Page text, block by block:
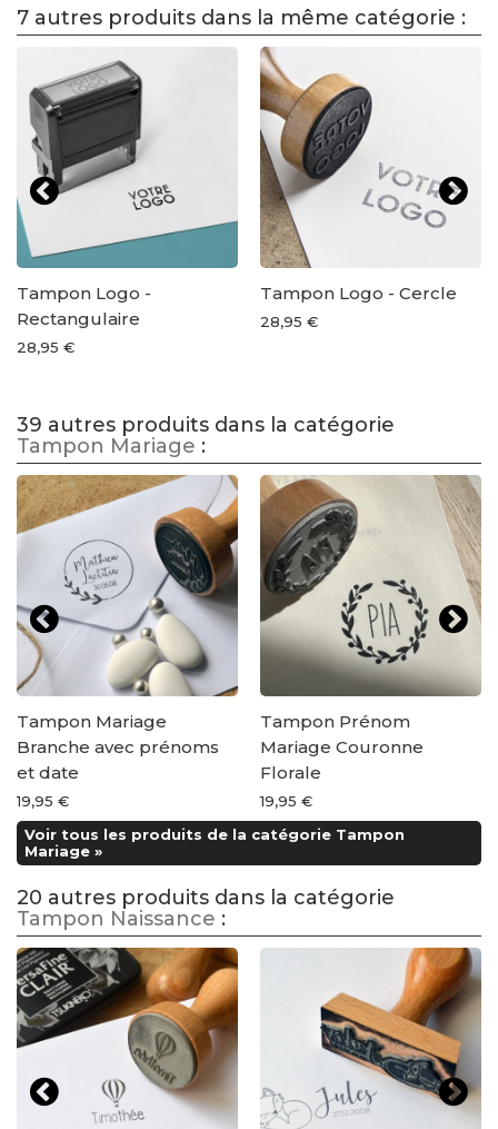
7 autres produits dans la même catégorie :
Tampon Logo -
Rectangulaire
28,95 €
Tampon Logo - Cercle
28,95 €
39 autres produits dans la catégorie
Tampon Mariage :
Tampon Mariage
Branche avec prénoms
et date
19,95 €
Tampon Prénom
Mariage Couronne
Florale
19,95 €
Voir tous les produits de la catégorie Tampon
Mariage »
20 autres produits dans la catégorie
Tampon Naissance :